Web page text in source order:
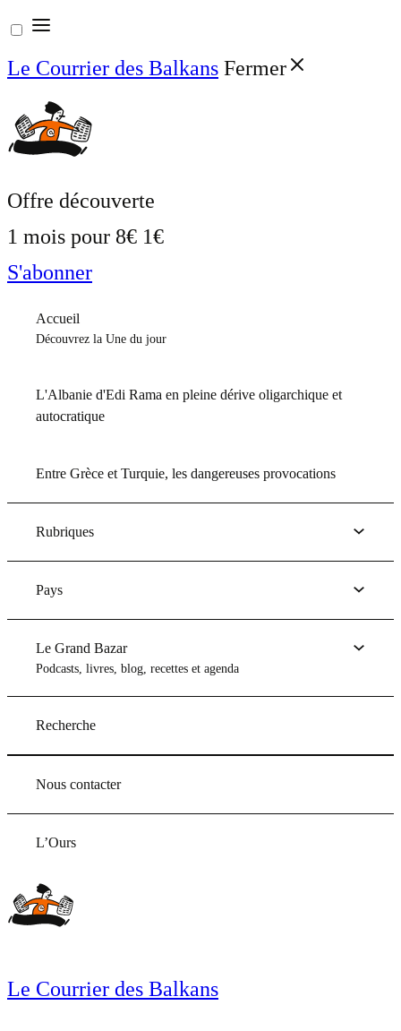
Aller
au
contenu
Le Courrier des Balkans Fermer
Offre découverte
1 mois pour 8€ 1€
S'abonner
Accueil
Découvrez la Une du jour
L'Albanie d'Edi Rama en pleine dérive oligarchique et
autocratique
Entre Grèce et Turquie, les dangereuses provocations
Rubriques
Pays
Le Grand Bazar
Podcasts, livres, blog, recettes et agenda
Recherche
Nous contacter
L’Ours
Le Courrier des Balkans